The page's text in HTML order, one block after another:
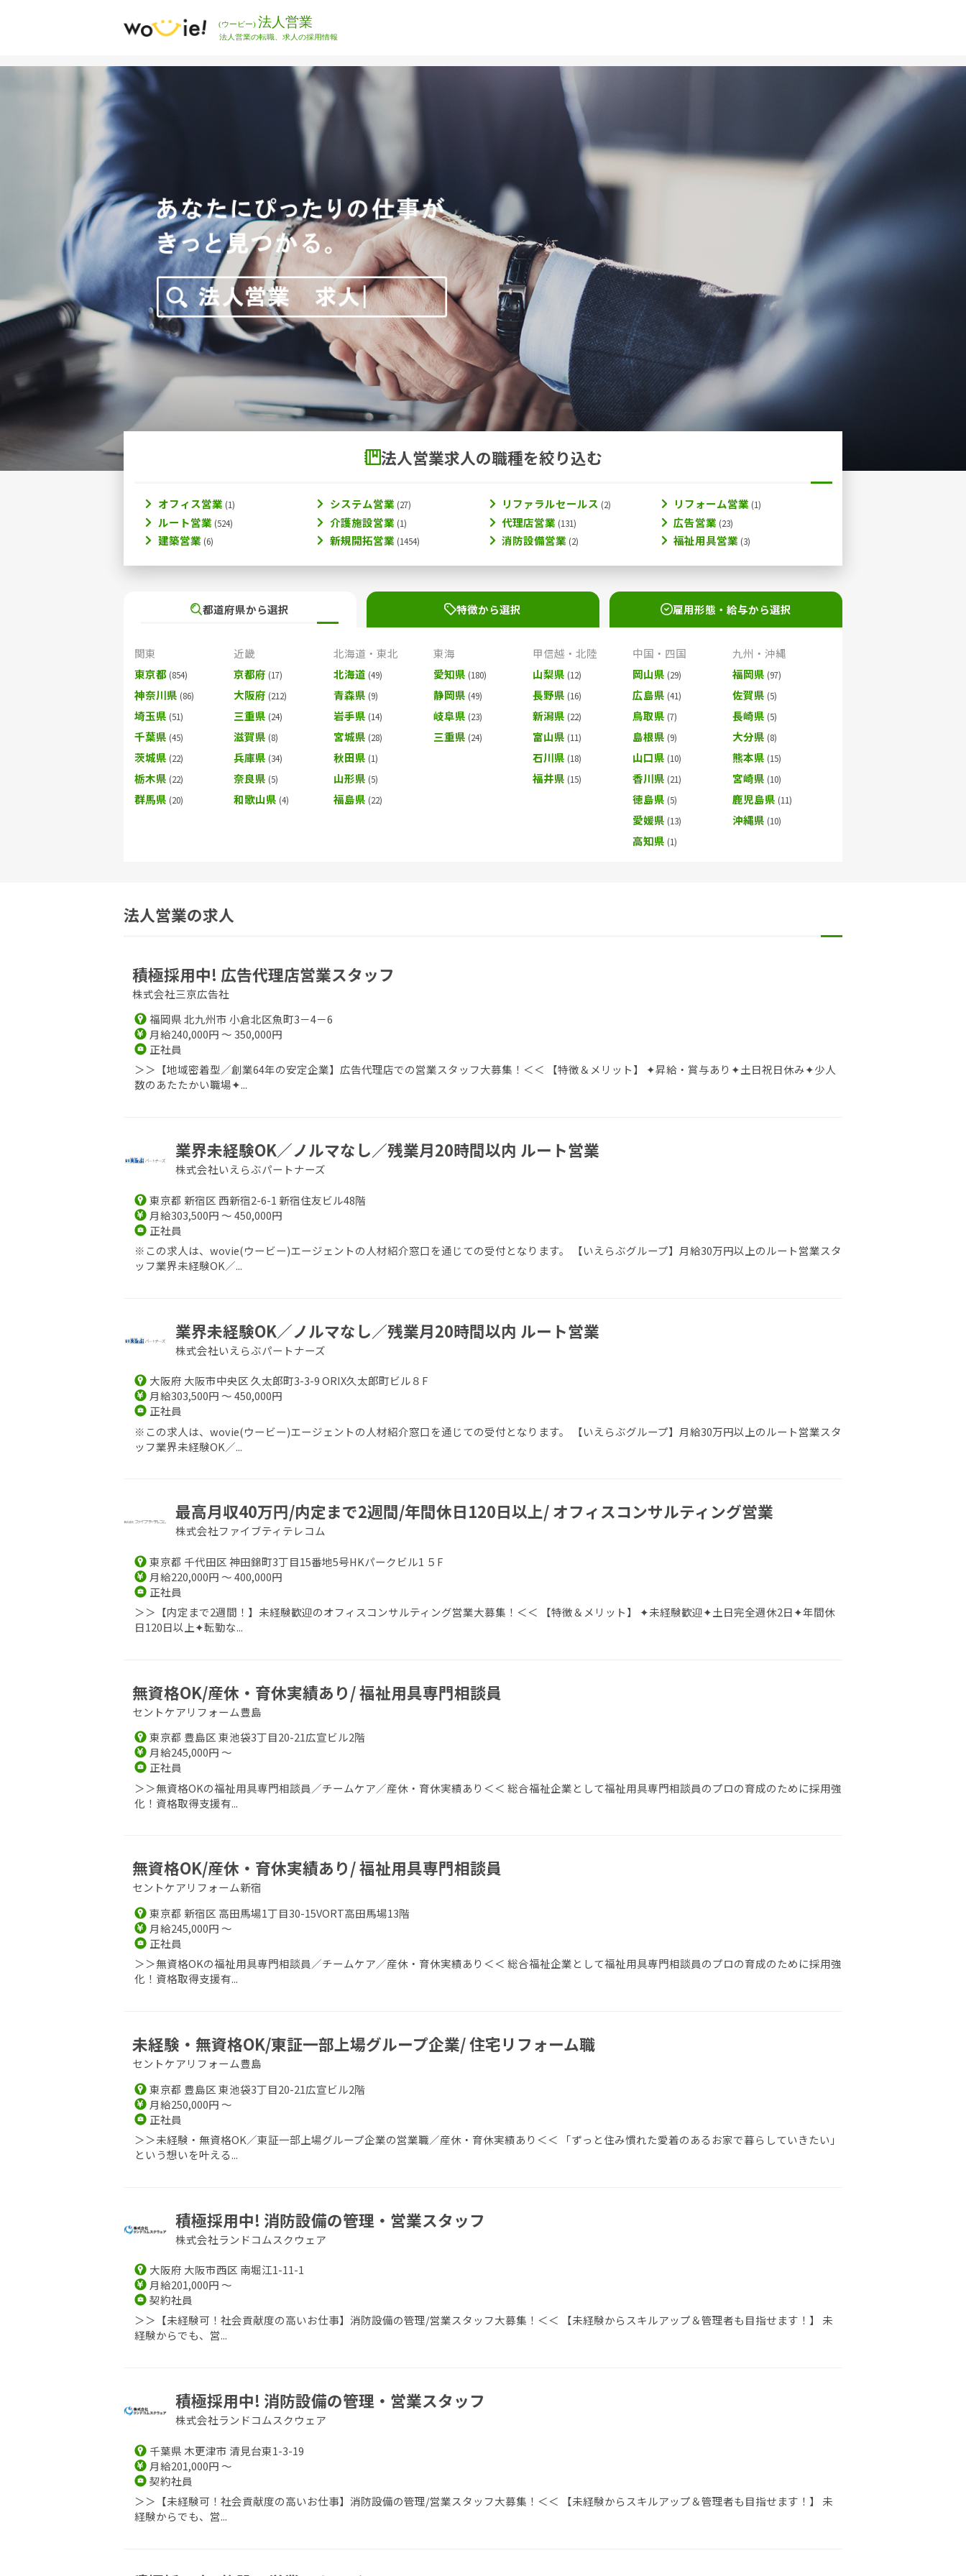
法人営業求人の職種を絞り込む
オフィス営業 システム営業 リファラルセールス
リフォーム営業
ルート営業
介護施設営業 代理店営業
広告営業
建築営業
新規開拓営業 消防設備営業 福祉用具営業
都道府県から選択
関東
東京都
神奈川県
埼玉県
千葉県
茨城県
栃木県
群馬県
近畿
京都府
大阪府
三重県
滋賀県
兵庫県
奈良県
和歌山県
北海道・東北
北海道
青森県
岩手県
宮城県
秋田県
山形県
福島県
東海
愛知県
静岡県
岐阜県
三重県
甲信越・北陸
山梨県
長野県
新潟県
富山県
石川県
福井県
中国・四国
岡山県
広島県
鳥取県
島根県
山口県
香川県
徳島県
愛媛県
高知県
九州・沖縄
福岡県
佐賀県
長崎県
大分県
熊本県
宮崎県
鹿児島県
沖縄県
雇用形態・給与から選択
特徴から選択
法人営業の求人
積極採用中! 広告代理店営業スタッフ
株式会社三京広告社
福岡県 北九州市 小倉北区魚町3－4－6
月給240,000円 ～ 350,000円
正社員
＞＞【地域密着型／創業64年の安定企業】広告代理店での営業スタッフ大募集！＜＜ 【特徴＆メリット】 ✦昇給・賞与あり✦土日祝日休み✦少人
数のあたたかい職場✦...
業界未経験OK／ノルマなし／残業月20時間以内 ルート営業
株式会社いえらぶパートナーズ
東京都 新宿区 西新宿2-6-1 新宿住友ビル48階
月給303,500円 ～ 450,000円
正社員
※この求人は、wovie(ウービー)エージェントの人材紹介窓口を通じての受付となります。 【いえらぶグループ】月給30万円以上のルート営業スタ
ッフ業界未経験OK／...
業界未経験OK／ノルマなし／残業月20時間以内 ルート営業
株式会社いえらぶパートナーズ
大阪府 大阪市中央区 久太郎町3-3-9 ORIX久太郎町ビル８F
月給303,500円 ～ 450,000円
正社員
※この求人は、wovie(ウービー)エージェントの人材紹介窓口を通じての受付となります。 【いえらぶグループ】月給30万円以上のルート営業スタ
ッフ業界未経験OK／...
最高月収40万円/内定まで2週間/年間休日120日以上/ オフィスコンサルティング営業
株式会社ファイブティテレコム
東京都 千代田区 神田錦町3丁目15番地5号HKパークビル1 ５F
月給220,000円 ～ 400,000円
正社員
＞＞【内定まで2週間！】未経験歓迎のオフィスコンサルティング営業大募集！＜＜ 【特徴＆メリット】 ✦未経験歓迎✦土日完全週休2日✦年間休
日120日以上✦転勤な...
無資格OK/産休・育休実績あり/ 福祉用具専門相談員
セントケアリフォーム豊島
東京都 豊島区 東池袋3丁目20-21広宣ビル2階
月給245,000円 ～
正社員
＞＞無資格OKの福祉用具専門相談員／チームケア／産休・育休実績あり＜＜ 総合福祉企業として福祉用具専門相談員のプロの育成のために採用強
化！資格取得支援有...
無資格OK/産休・育休実績あり/ 福祉用具専門相談員
セントケアリフォーム新宿
東京都 新宿区 高田馬場1丁目30-15VORT高田馬場13階
月給245,000円 ～
正社員
＞＞無資格OKの福祉用具専門相談員／チームケア／産休・育休実績あり＜＜ 総合福祉企業として福祉用具専門相談員のプロの育成のために採用強
化！資格取得支援有...
未経験・無資格OK/東証一部上場グループ企業/ 住宅リフォーム職
セントケアリフォーム豊島
東京都 豊島区 東池袋3丁目20-21広宣ビル2階
月給250,000円 ～
正社員
＞＞未経験・無資格OK／東証一部上場グループ企業の営業職／産休・育休実績あり＜＜ 「ずっと住み慣れた愛着のあるお家で暮らしていきたい」
という想いを叶える...
積極採用中! 消防設備の管理・営業スタッフ
株式会社ランドコムスクウェア
大阪府 大阪市西区 南堀江1-11-1
月給201,000円 ～
契約社員
＞＞【未経験可！社会貢献度の高いお仕事】消防設備の管理/営業スタッフ大募集！＜＜ 【未経験からスキルアップ＆管理者も目指せます！】 未
経験からでも、営...
積極採用中! 消防設備の管理・営業スタッフ
株式会社ランドコムスクウェア
千葉県 木更津市 清見台東1-3-19
月給201,000円 ～
契約社員
＞＞【未経験可！社会貢献度の高いお仕事】消防設備の管理/営業スタッフ大募集！＜＜ 【未経験からスキルアップ＆管理者も目指せます！】 未
経験からでも、営...